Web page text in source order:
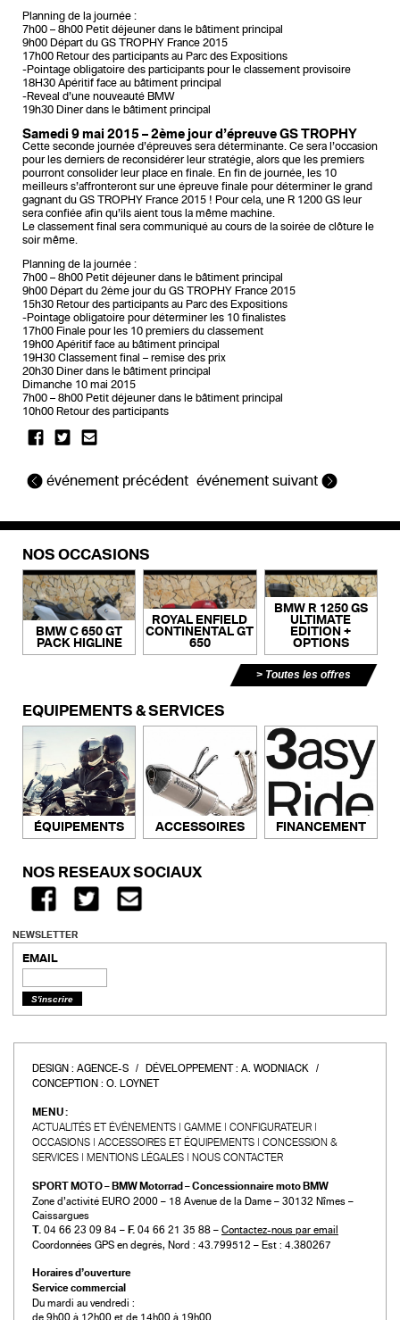
Planning de la journée :
7h00 – 8h00 Petit déjeuner dans le bâtiment principal
9h00 Départ du GS TROPHY France 2015
17h00 Retour des participants au Parc des Expositions
-Pointage obligatoire des participants pour le classement provisoire
18H30 Apéritif face au bâtiment principal
-Reveal d’une nouveauté BMW
19h30 Diner dans le bâtiment principal
Samedi 9 mai 2015 – 2ème jour d’épreuve GS TROPHY
Cette seconde journée d’épreuves sera déterminante. Ce sera l’occasion
pour les derniers de reconsidérer leur stratégie, alors que les premiers
pourront consolider leur place en finale. En fin de journée, les 10
meilleurs s’affronteront sur une épreuve finale pour déterminer le grand
gagnant du GS TROPHY France 2015 ! Pour cela, une R 1200 GS leur
sera confiée afin qu’ils aient tous la même machine.
Le classement final sera communiqué au cours de la soirée de clôture le
soir même.
Planning de la journée :
7h00 – 8h00 Petit déjeuner dans le bâtiment principal
9h00 Départ du 2ème jour du GS TROPHY France 2015
15h30 Retour des participants au Parc des Expositions
-Pointage obligatoire pour déterminer les 10 finalistes
17h00 Finale pour les 10 premiers du classement
19h00 Apéritif face au bâtiment principal
19H30 Classement final – remise des prix
20h30 Diner dans le bâtiment principal
Dimanche 10 mai 2015
7h00 – 8h00 Petit déjeuner dans le bâtiment principal
10h00 Retour des participants
événement précédent événement suivant
NOS OCCASIONS
BMW C 650 GT
PACK HIGLINE
ROYAL ENFIELD
CONTINENTAL GT
650
BMW R 1250 GS
ULTIMATE
EDITION +
OPTIONS
Toutes les offres
ÉQUIPEMENTS & SERVICES
ÉQUIPEMENTS ACCESSOIRES FINANCEMENT
NOS RÉSEAUX SOCIAUX
NEWSLETTER
EMAIL
DESIGN : AGENCE-S DÉVELOPPEMENT : A. WODNIACK
CONCEPTION : O. LOYNET
MENU :
ACTUALITÉS ET ÉVÉNEMENTS GAMME
CONFIGURATEUR
OCCASIONS
ACCESSOIRES ET ÉQUIPEMENTS
CONCESSION &
SERVICES
MENTIONS LÉGALES NOUS CONTACTER
SPORT MOTO – BMW Motorrad – Concessionnaire moto BMW
Zone d’activité EURO 2000 – 18 Avenue de la Dame – 30132 Nîmes –
Caissargues
T. 04 66 23 09 84 – F. 04 66 21 35 88 – Contactez-nous par email
Coordonnées GPS en degrés, Nord : 43.799512 – Est : 4.380267
Horaires d’ouverture
Service commercial
Du mardi au vendredi :
de 9h00 à 12h00 et de 14h00 à 19h00